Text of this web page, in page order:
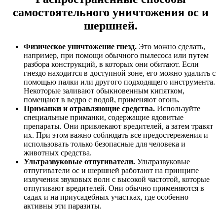
самостоятельного уничтожения ос и
шершней.
Физическое уничтожение гнезд. Это можно сделать,
например, при помощи обычного пылесоса или путем
разбора конструкций, в которых они обитают. Если
гнездо находится в доступной зоне, его можно удалить с
помощью палки или другого подходящего инструмента.
Некоторые заливают обыкновенным кипятком,
помещают в ведро с водой, применяют огонь.
Приманки и отравляющие средства. Используйте
специальные приманки, содержащие ядовитые
препараты. Они привлекают вредителей, а затем травят
их. При этом важно соблюдать все предостережения и
использовать только безопасные для человека и
животных средства.
Ультразвуковые отпугиватели. Ультразвуковые
отпугиватели ос и шершней работают на принципе
излучения звуковых волн с высокой частотой, которые
отпугивают вредителей. Они обычно применяются в
садах и на приусадебных участках, где особенно
активны эти паразиты.